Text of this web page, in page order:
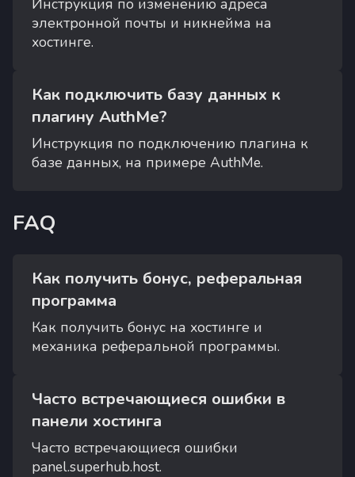
Инструкция по изменению адреса
электронной почты и никнейма на
хостинге.
Как подключить базу данных к
плагину AuthMe?
Инструкция по подключению плагина к
базе данных, на примере AuthMe.
FAQ
Как получить бонус, реферальная
программа
Как получить бонус на хостинге и
механика реферальной программы.
Часто встречающиеся ошибки в
панели хостинга
Часто встречающиеся ошибки
panel.superhub.host.